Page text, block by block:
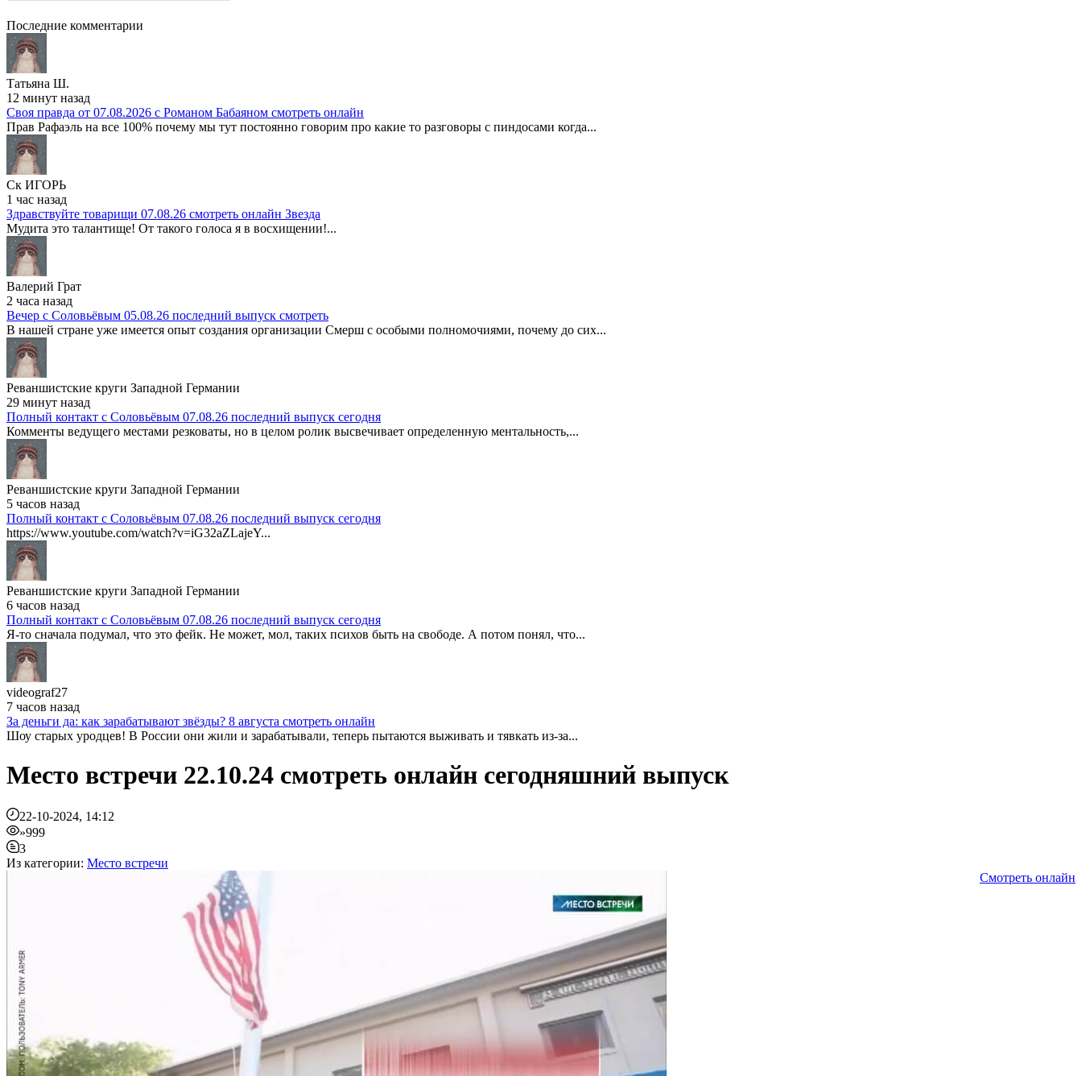
Последние комментарии
Татьяна Ш.
12 минут назад
Своя правда от 07.08.2026 с Романом Бабаяном смотреть онлайн
Прав Рафаэль на все 100% почему мы тут постоянно говорим про какие то разговоры с пиндосами когда...
Ск ИГОРЬ
1 час назад
Здравствуйте товарищи 07.08.26 смотреть онлайн Звезда
Мудита это талантище! От такого голоса я в восхищении!...
Валерий Грат
2 часа назад
Вечер с Соловьёвым 05.08.26 последний выпуск смотреть
В нашей стране уже имеется опыт создания организации Смерш с особыми полномочиями, почему до сих...
Реваншистские круги Западной Германии
29 минут назад
Полный контакт с Соловьёвым 07.08.26 последний выпуск сегодня
Комменты ведущего местами резковаты, но в целом ролик высвечивает определенную ментальность,...
Реваншистские круги Западной Германии
5 часов назад
Полный контакт с Соловьёвым 07.08.26 последний выпуск сегодня
https://www.youtube.com/watch?v=iG32aZLajeY...
Реваншистские круги Западной Германии
6 часов назад
Полный контакт с Соловьёвым 07.08.26 последний выпуск сегодня
Я-то сначала подумал, что это фейк. Не может, мол, таких психов быть на свободе. А потом понял, что...
videograf27
7 часов назад
За деньги да: как зарабатывают звёзды? 8 августа смотреть онлайн
Шоу старых уродцев! В России они жили и зарабатывали, теперь пытаются выживать и тявкать из-за...
Место встречи 22.10.24 смотреть онлайн сегодняшний выпуск
22-10-2024, 14:12
»999
3
Из категории: Место встречи
Смотреть онлайн